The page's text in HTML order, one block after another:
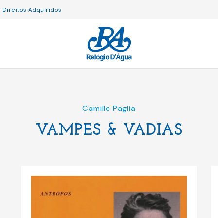
Direitos Adquiridos
Camille Paglia
VAMPES & VADIAS